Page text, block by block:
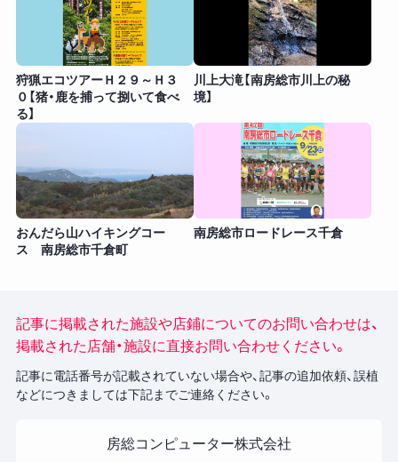
狩猟エコツアーＨ２９～Ｈ３
０【猪・鹿を捕って捌いて食べ
る】
川上大滝【南房総市川上の秘
境】
おんだら山ハイキングコー
ス 南房総市千倉町
南房総市ロードレース千倉
記事に掲載された施設や店鋪についてのお問い合わせは、
掲載された店舗・施設に直接お問い合わせください。
記事に電話番号が記載されていない場合や、記事の追加依頼、誤植
などにつきましては下記までご連絡ください。
房総コンピューター株式会社